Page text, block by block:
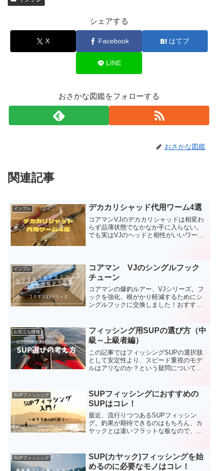
シェアする
X Facebook はてブ
LINE
おさかな図鑑をフォローする
おさかな図鑑
関連記事
インプレ デカカリシャッド代用ワーム4選
コアマンVJのデカカリシャッドは相変わ
らず品薄状態でなかなか手に入らない。
でも実はVJのヘッドと相性がいいワーム
おす...
インプレ
コアマン VJのシングルフック
チューン
コアマンの爆釣ルアー、VJシリーズ。フ
ックを強化、根がかり軽減するためにシ
ングルフックに交換しました！おすすめ
お役立ち情報
フィッシング用SUPの選び方（中
級～上級者編）
この記事ではフィッシングSUPの選択肢
として安定性より、スピード重視のモデ
ルはアリなのか？という疑問について考
購入する際に重視した点とレビューをま
とめました。新しいS...
SUPフィッシング
SUPフィッシングにおすすめの
SUPはコレ！
最近、流行りつつあるSUPフィッシン
グ。釣果が期待できるのはもちろん、カ
ヤックとは違いフラットな板なので、立
いても疲れにくいです。また、重量も10
キロちょっとと軽い為、...
SUPフィッシング
SUP(カヤック)フィッシングを始
めるのに必要なモノはコレ！